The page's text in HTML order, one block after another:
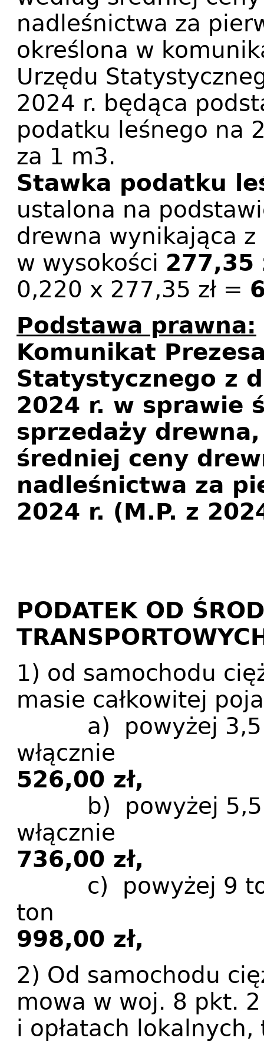
nadleśnictwa za
określona w
Urzędu
2024 r. będąca
podatku leśnego na
za 1 m3.
Stawka podatku
ustalona na
drewna wynikająca z
w wysokości 277,35
0,220 x 277,35 zł =
Podstawa prawna:
Komunikat
Statystycznego z
2024 r. w sprawie
sprzedaży
średniej ceny
nadleśnictwa za
2024 r. (M.P. z
PODATEK OD
1) od samochodu
masie całkowitej
a) powyżej 3,5
526,00 zł,
b) powyżej 5,5
736,00 zł,
c) powyżej 9 ton
998,00 zł,
2) Od samochodu
mowa w woj. 8 pkt.
i opłatach